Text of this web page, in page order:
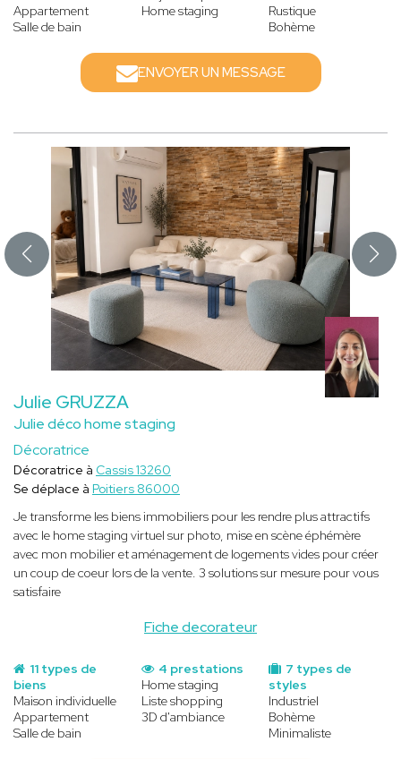
Appartement
Salle de bain
Rustique
Bohème
Home staging
ENVOYER UN MESSAGE
Julie GRUZZA
Julie déco home staging
Décoratrice
Fiche decorateur
Décoratrice à Cassis 13260
Se déplace à Poitiers 86000
Je transforme les biens immobiliers pour les rendre plus attractifs
avec le home staging virtuel sur photo, mise en scène éphémère
avec mon mobilier et aménagement de logements vides pour créer
un coup de coeur lors de la vente. 3 solutions sur mesure pour vous
satisfaire
11 types de
biens
Maison individuelle
Appartement
Salle de bain
7 types de
styles
Industriel
Bohème
Minimaliste
4 prestations
Home staging
Liste shopping
3D d'ambiance